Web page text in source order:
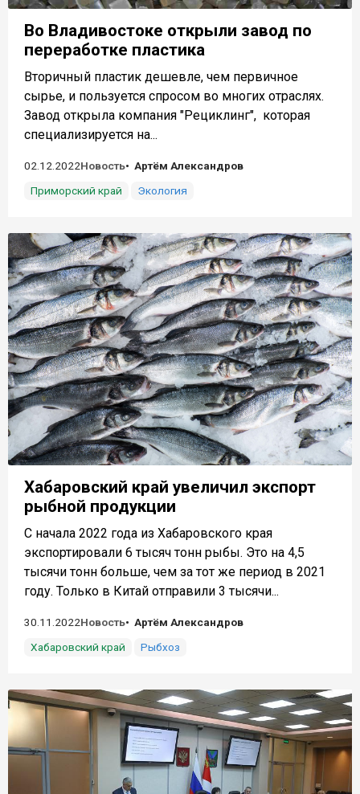
Во Владивостоке открыли завод по
переработке пластика
Вторичный пластик дешевле, чем первичное
сырье, и пользуется спросом во многих отраслях.
Завод открыла компания "Рециклинг", которая
специализируется на...
02.12.2022Новость
Артём Александров
Приморский край
Экология
Хабаровский край увеличил экспорт
рыбной продукции
С начала 2022 года из Хабаровского края
экспортировали 6 тысяч тонн рыбы. Это на 4,5
тысячи тонн больше, чем за тот же период в 2021
году. Только в Китай отправили 3 тысячи...
30.11.2022Новость
Артём Александров
Хабаровский край
Рыбхоз